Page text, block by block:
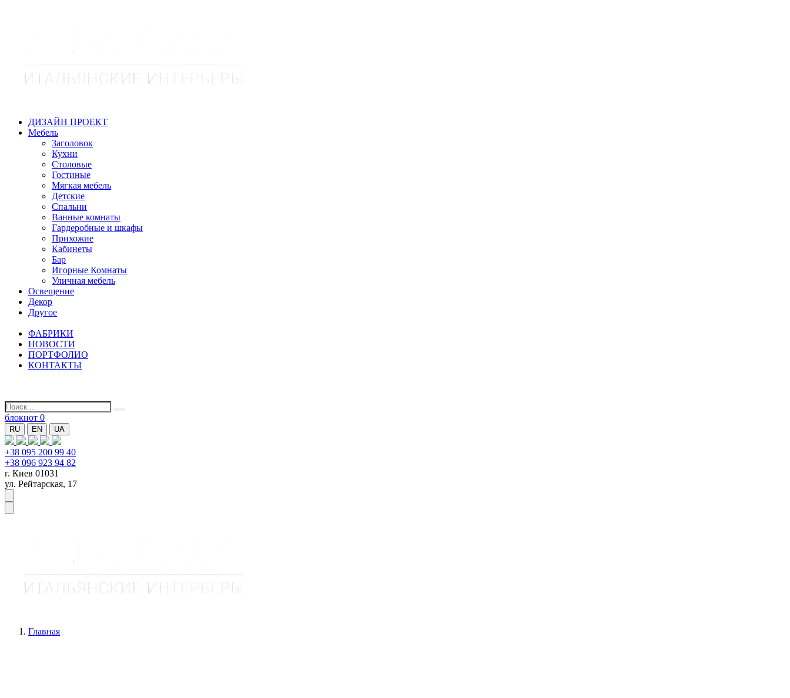
ДИЗАЙН ПРОЕКТ
Мебель
Заголовок
Кухни
Столовые
Гостиные
Мягкая мебель
Детские
Спальни
Ванные комнаты
Гардеробные и шкафы
Прихожие
Кабинеты
Бар
Игорные Комнаты
Уличная мебель
Освещение
Декор
Другое
ФАБРИКИ
НОВОСТИ
ПОРТФОЛИО
КОНТАКТЫ
блокнот 0
RU EN UA
+38 095 200 99 40
+38 096 923 94 82
г. Киев 01031
ул. Рейтарская, 17
Главная